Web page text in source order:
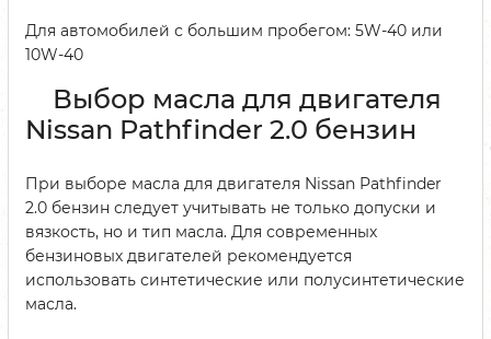
Для автомобилей с большим пробегом: 5W-40 или
10W-40
Выбор масла для двигателя
Nissan Pathfinder 2.0 бензин
При выборе масла для двигателя Nissan Pathfinder
2.0 бензин следует учитывать не только допуски и
вязкость, но и тип масла. Для современных
бензиновых двигателей рекомендуется
использовать синтетические или полусинтетические
масла.